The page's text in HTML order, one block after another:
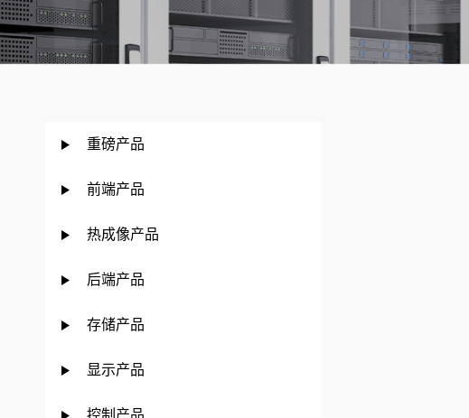
重磅产品
前端产品
热成像产品
后端产品
存储产品
显示产品
控制产品